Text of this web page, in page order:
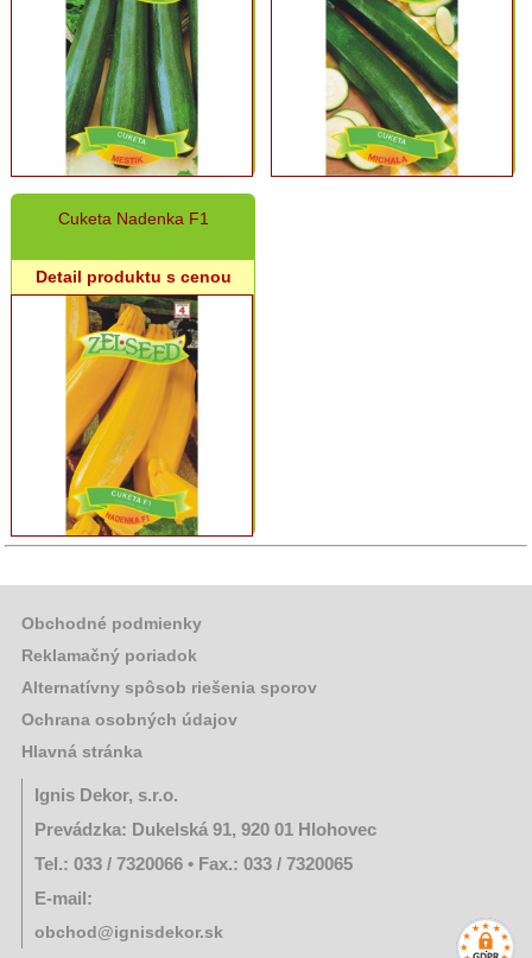
Chovateľské
potreby
Grilovací
program
Papier
Dekorácie
Domáce
potreby
Ostatný
sortiment
Záhradná
dekoračná
Cuketa Nadenka F1
Detail produktu s cenou
Obchodné podmienky
Reklamačný poriadok
Alternatívny spôsob riešenia sporov
Ochrana osobných údajov
Hlavná stránka
Ignis Dekor, s.r.o.
Prevádzka: Dukelská 91, 920 01 Hlohovec
Tel.: 033 / 7320066 • Fax.: 033 / 7320065
E-mail:
obchod@ignisdekor.sk